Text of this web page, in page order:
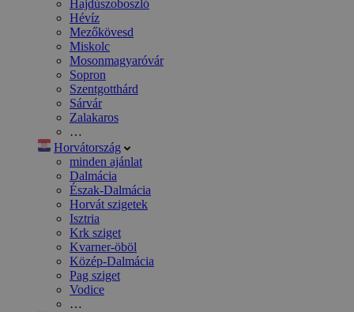
Hajdúszoboszló
Hévíz
Mezőkövesd
Miskolc
Mosonmagyaróvár
Sopron
Szentgotthárd
Sárvár
Zalakaros
…
Horvátország
minden ajánlat
Dalmácia
Észak-Dalmácia
Horvát szigetek
Isztria
Krk sziget
Kvarner-öböl
Közép-Dalmácia
Pag sziget
Vodice
…